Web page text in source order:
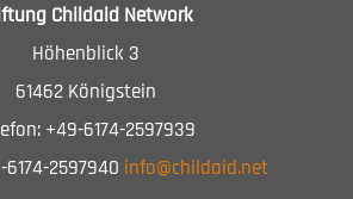
Childaid Network
Höhenblick 3
61462 Königstein
+49-6174-2597939
2597940 info@childaid.net